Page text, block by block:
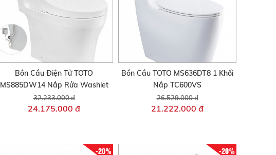
Bồn Cầu Điện Tử TOTO
MS885DW14 Nắp Rửa Washlet
32.233.000 đ
24.175.000 đ
Bồn Cầu TOTO MS636DT8 1 Khối
Nắp TC600VS
26.529.000 đ
21.222.000 đ
-20% -20%